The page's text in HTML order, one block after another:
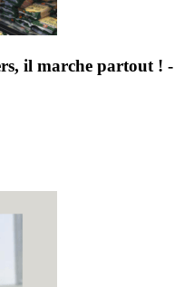
il marche partout ! -